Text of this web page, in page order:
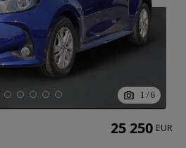
1 / 6
25 250 EUR